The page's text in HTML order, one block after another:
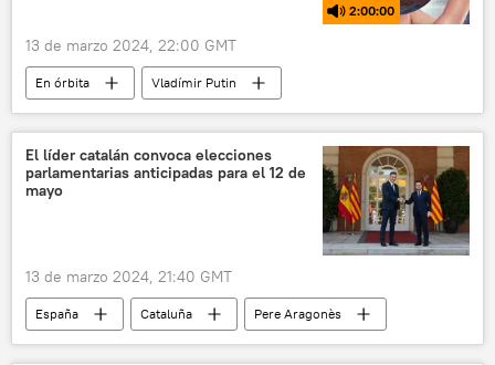
2:00:00
13 de marzo 2024, 22:00 GMT
En órbita
Vladímir Putin
Juan Orlando Hernández
Ana García
Ucrania
EEUU
OTAN
Rossiya Segodnya
Xiomara Castro
El líder catalán convoca elecciones
parlamentarias anticipadas para el 12 de
mayo
13 de marzo 2024, 21:40 GMT
España Cataluña
Pere Aragonès
política
Generalitat de Cataluña